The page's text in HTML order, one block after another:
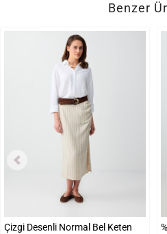
Benzer
Çizgi Desenli Normal Bel Keten